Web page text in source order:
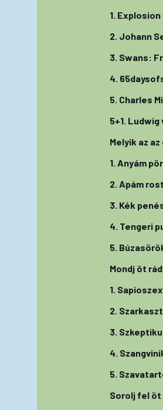
1.
2. Johann
3. Swans:
4.
5. Charles
5+1.
Melyik az
1. Anyám
2. Apám
3. Kék
4. Tengeri
5.
Mondj öt
1.
2.
3.
4.
5.
Sorolj fel öt